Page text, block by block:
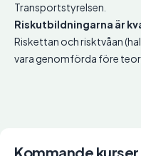
Transportstyrelsen.
Riskutbildningarna är
Riskettan och risktvåan
vara genomförda före
Kommande kurser